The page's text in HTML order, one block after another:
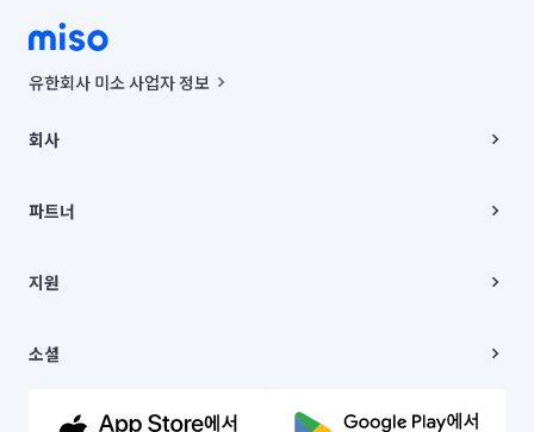
유한회사 미소 사업자 정보
00019 |
주소 | 본사: 서울특별시 종로구 율곡로 6(중학동, 트윈트리빌딩) B동 5층
컨택센터 : 서울특별시 종로구 수송동 율곡로 24, 7층, 8층 미소
상품, 상품정보, 거래에 관한 의무와 책임은 거래당사자에게 있습니다.
언론 보도 관련 문의:
© 유한회사 미소. Miso, Inc. All Rights Reserved.
회사
채용
파트너
이사
지원
이용약관
문의하기
소셜
유튜브